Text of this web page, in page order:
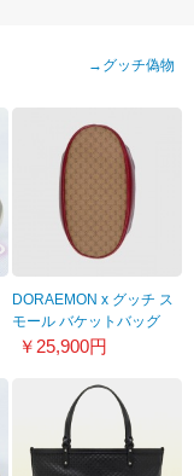
→ グッチ偽物
DORAEMON x グッチ ス
モール バケットバッグ
655597 2TYAG 9795
￥25,900円